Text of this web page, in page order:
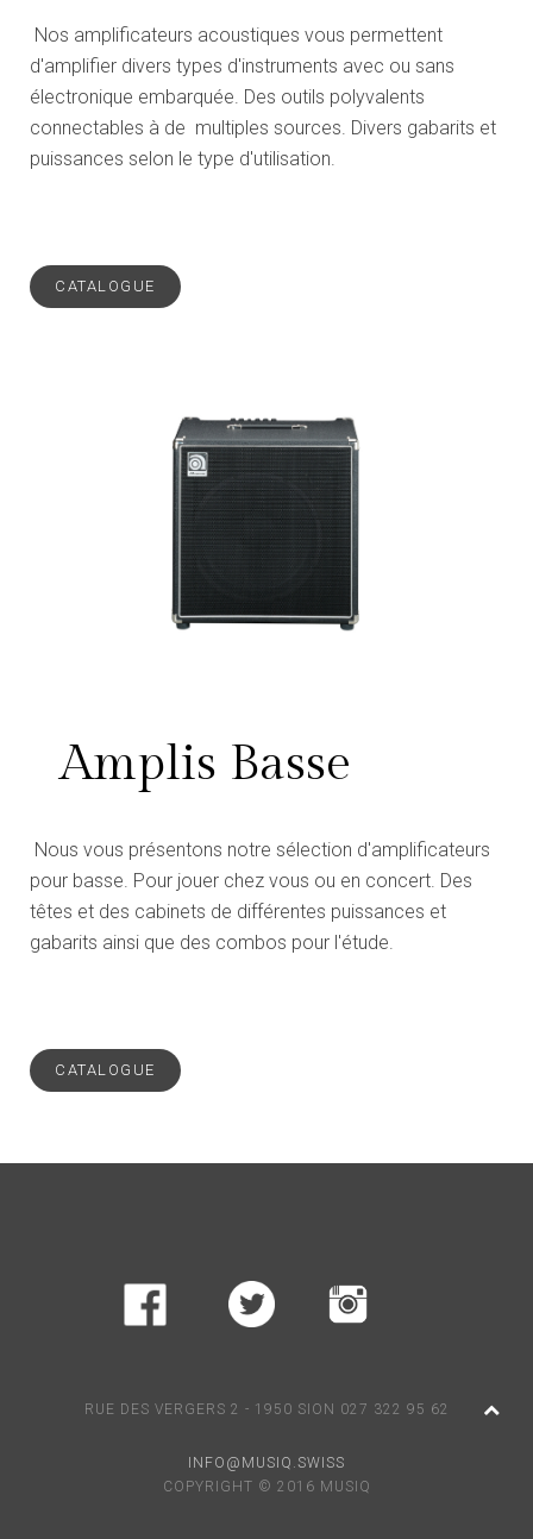
Nos amplificateurs acoustiques vous permettent
d'amplifier divers types d'instruments avec ou sans
électronique embarquée. Des outils polyvalents
connectables à de multiples sources. Divers gabarits et
puissances selon le type d'utilisation.
CATALOGUE
Amplis Basse
Nous vous présentons notre sélection d'amplificateurs
pour basse. Pour jouer chez vous ou en concert. Des
têtes et des cabinets de différentes puissances et
gabarits ainsi que des combos pour l'étude.
CATALOGUE
RUE DES VERGERS 2 - 1950 SION 027 322 95 62
INFO@MUSIQ.SWISS
COPYRIGHT © 2016 MUSIQ